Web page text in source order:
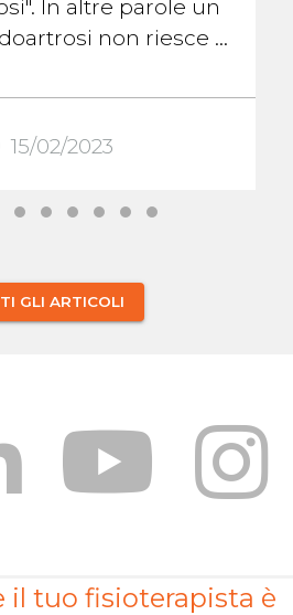
In altre parole un
non riesce a
...
15/02/2023
GLI ARTICOLI
il tuo fisioterapista è